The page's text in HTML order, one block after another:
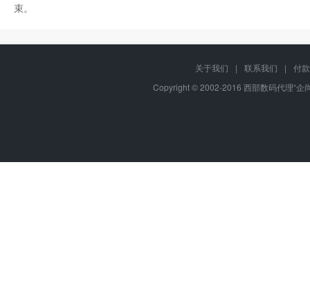
束。
关于我们 | 联系我们 |
付
Copyright © 2002-2016 西部数码代理“